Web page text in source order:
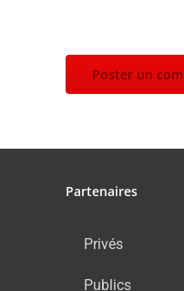
Partenaires
Privés
Publics